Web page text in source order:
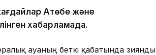
Ақтөбе және
хабарламада.
ауаның беткі қабатында зиянды